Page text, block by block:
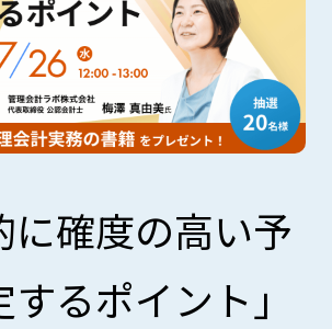
に確度の高い予
るポイント」